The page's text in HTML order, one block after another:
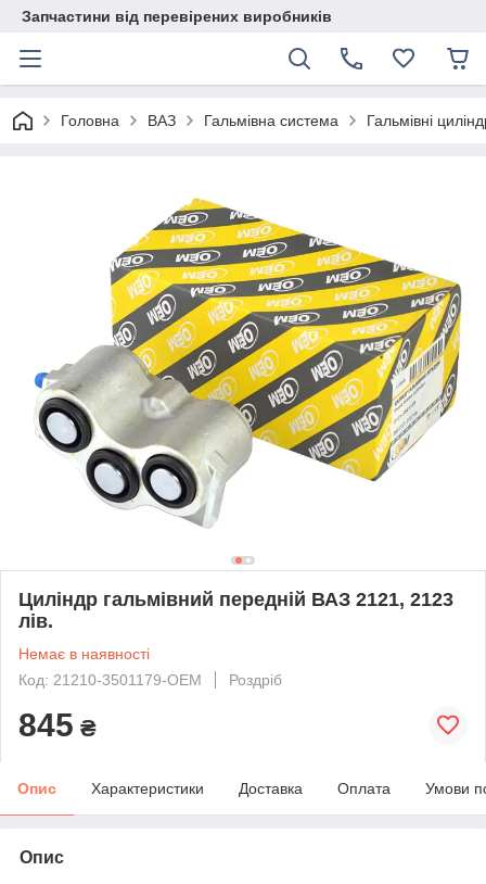
Запчастини від перевірених виробників
Головна ВАЗ Гальмівна система Гальмівні
Циліндр гальмівний передній ВАЗ 2121, 2123
лів.
Немає в наявності
Код: 21210-3501179-OEM
Роздріб
845 ₴
Опис Характеристики Доставка Оплата Умови
Опис